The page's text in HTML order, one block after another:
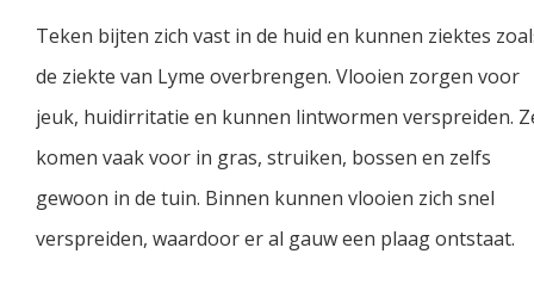
Teken bijten zich vast in de huid en kunnen ziektes
de ziekte van Lyme overbrengen. Vlooien zorgen voor
jeuk, huidirritatie en kunnen lintwormen verspreiden.
komen vaak voor in gras, struiken, bossen en zelfs
gewoon in de tuin. Binnen kunnen vlooien zich snel
verspreiden, waardoor er al gauw een plaag ontstaat.